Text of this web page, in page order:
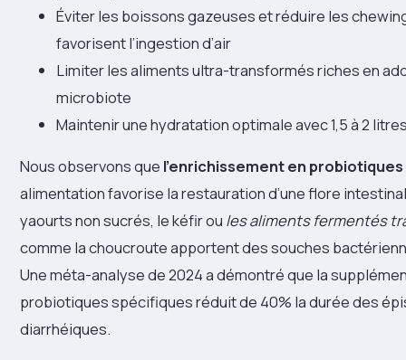
Éviter les boissons gazeuses et réduire les
favorisent l’ingestion d’air
Limiter les aliments ultra-transformés riches en
microbiote
Maintenir une hydratation optimale avec 1,5 à 2
Nous observons que l’enrichissement en probiotiques
alimentation favorise la restauration d’une flore
yaourts non sucrés, le kéfir ou les aliments fermentés
comme la choucroute apportent des souches
Une méta-analyse de 2024 a démontré que la
probiotiques spécifiques réduit de 40% la durée des
diarrhéiques.